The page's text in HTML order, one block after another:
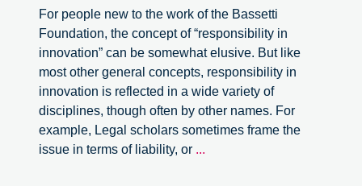
For people new to the work of the Bassetti
Foundation, the concept of “responsibility in
innovation” can be somewhat elusive. But like
most other general concepts, responsibility in
innovation is reflected in a wide variety of
disciplines, though often by other names. For
example, Legal scholars sometimes frame the
issue in terms of liability, or ...